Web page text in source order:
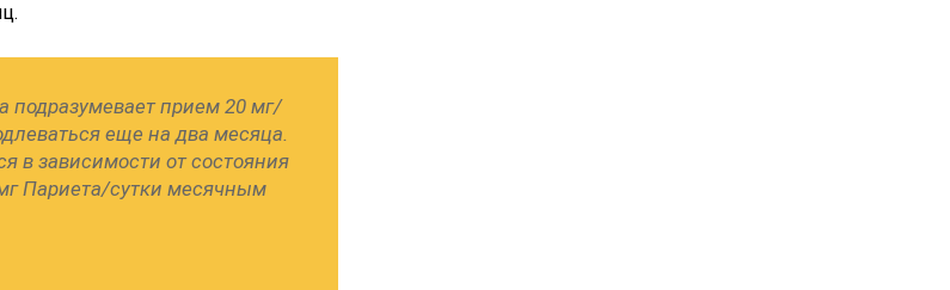
подразумевает прием 20 мг/
еще на два месяца.
в зависимости от состояния
Париета/сутки месячным